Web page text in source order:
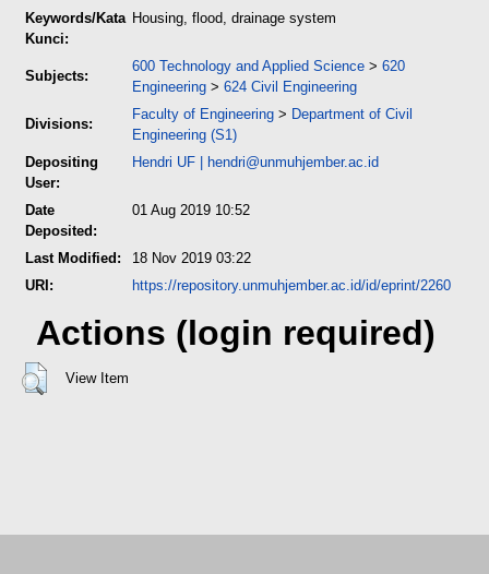
Keywords/Kata
Kunci:
Housing, flood, drainage system
Subjects:
600 Technology and Applied Science > 620
Engineering > 624 Civil Engineering
Divisions:
Faculty of Engineering > Department of Civil
Engineering (S1)
Depositing
User:
Hendri UF | hendri@unmuhjember.ac.id
Date
Deposited:
01 Aug 2019 10:52
Last Modified:
18 Nov 2019 03:22
URI:
https://repository.unmuhjember.ac.id/id/eprint/2260
Actions (login required)
View Item